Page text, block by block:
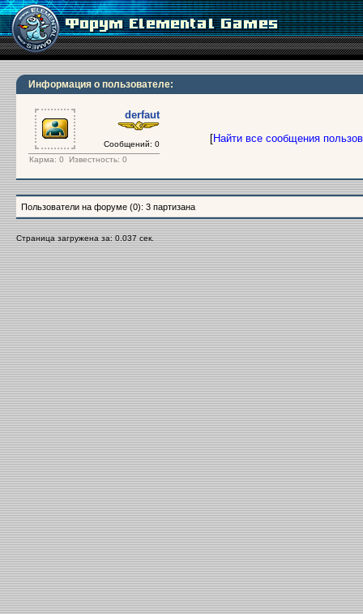
Информация о пользователе:
derfaut
Сообщений: 0
Карма: 0 Известность: 0
[Найти все сообщения
Пользователи на форуме (0): 3 партизана
Страница загружена за: 0.037 сек.